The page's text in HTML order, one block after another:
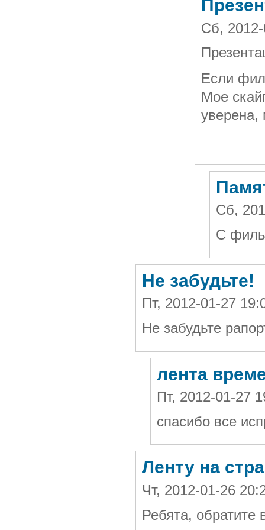
Сб,
Если
Мое
Сб,
С
Не забудьте!
Пт, 2012-01-27
Не забудьте
лента
Пт, 2012-01-27
спасибо все
Ленту на
Чт, 2012-01-26
Ребята, обратите